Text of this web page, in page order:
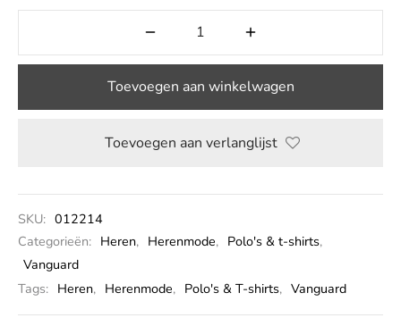
Toevoegen aan winkelwagen
Toevoegen aan verlanglijst
SKU: 012214
Categorieën: Heren, Herenmode, Polo's & t-shirts,
Vanguard
Tags: Heren, Herenmode, Polo's & T-shirts, Vanguard